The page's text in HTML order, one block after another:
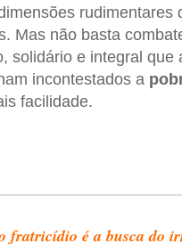
rudimentares
Mas não basta
solidário e integral que
incontestados a
facilidade.
fratricídio é a busca do